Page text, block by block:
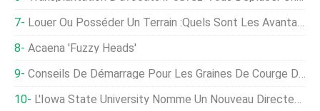
Louer Ou Posséder Un Terrain :quels Sont Les Avantages Fiscaux ?
Acaena 'Fuzzy Heads'
Conseils De Démarrage Pour Les Graines De Courge D'été Et De Courgette
L'Iowa State University Nomme Un Nouveau Directeur De L'Egg Industry Center